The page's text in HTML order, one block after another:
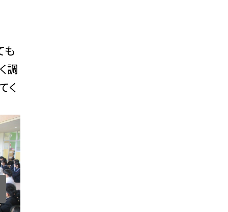
も
調
く